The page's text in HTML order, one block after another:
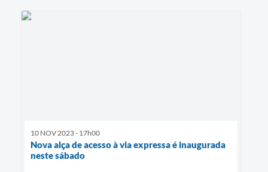
10 NOV 2023 - 17h00
Nova alça de acesso à via expressa é inaugurada
neste sábado